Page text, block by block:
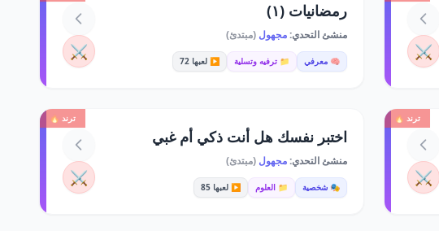
⚔️
رمضانيات (١)
منشئ التحدي:مجهول (مبتدئ)
🧠 معرفي 📁 ترفيه وتسلية ▶️ لعبها 72 ⚔️
ترند 🔥
⚔️
ترند 🔥
اختبر نفسك هل أنت ذكي أم غبي
منشئ التحدي:مجهول (مبتدئ)
🎭 شخصية 📁 العلوم ▶️ لعبها 85 ⚔️